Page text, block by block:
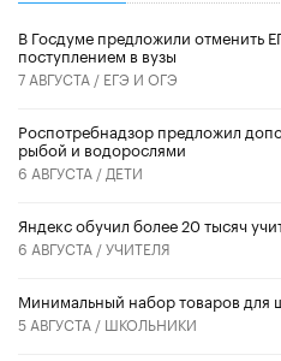
В Госдуме предложили отменить
поступлением в вузы
7 АВГУСТА / ЕГЭ И ОГЭ
Роспотребнадзор предложил
рыбой и водорослями
6 АВГУСТА / ДЕТИ
​Яндекс обучил более 20 тысяч
6 АВГУСТА /УЧИТЕЛЯ
Минимальный набор товаров для
5 АВГУСТА / ШКОЛЬНИКИ